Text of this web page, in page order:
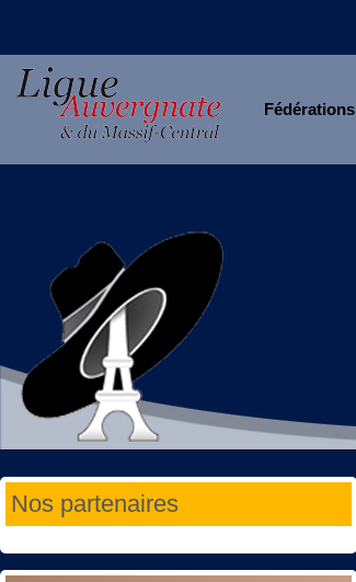
Fédérations
Nos partenaires